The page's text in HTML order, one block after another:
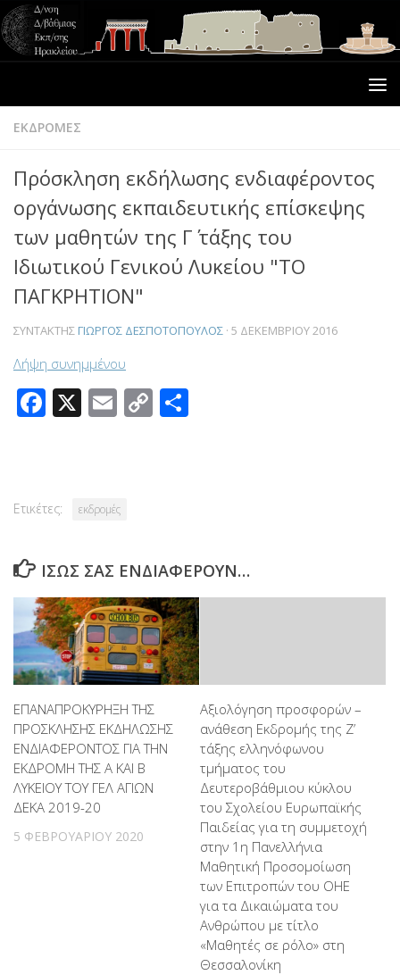
ΕΚΔΡΟΜΕΣ
Πρόσκληση εκδήλωσης ενδιαφέροντος
οργάνωσης εκπαιδευτικής επίσκεψης
των μαθητών της Γ΄ τάξης του
Ιδιωτικού Γενικού Λυκείου "ΤΟ
ΠΑΓΚΡΗΤΙΟΝ"
ΣΥΝΤΆΚΤΗΣ ΓΙΏΡΓΟΣ ΔΕΣΠΟΤΌΠΟΥΛΟΣ · 5 ΔΕΚΕΜΒΡΊΟΥ 2016
Λήψη συνημμένου
Facebook
X Email
Copy
Ετικέτες: εκδρομές
ΊΣΩΣ ΣΑΣ ΕΝΔΙΑΦΈΡΟΥΝ…
ΕΠΑΝΑΠΡΟΚΥΡΗΞΗ ΤΗΣ
ΠΡΟΣΚΛΗΣΗΣ ΕΚΔΗΛΩΣΗΣ
ΕΝΔΙΑΦΕΡΟΝΤΟΣ ΓΙΑ ΤΗΝ
ΕΚΔΡΟΜΗ ΤΗΣ Α ΚΑΙ Β
ΛΥΚΕΙΟΥ ΤΟΥ ΓΕΛ ΑΓΙΩΝ
ΔΕΚΑ 2019-20
5 ΦΕΒΡΟΥΑΡΊΟΥ 2020
Αξιολόγηση προσφορών –
ανάθεση Εκδρομής της Ζ’
τάξης ελληνόφωνου
τμήματος του
Δευτεροβάθμιου κύκλου
του Σχολείου Ευρωπαϊκής
Παιδείας για τη συμμετοχή
στην 1η Πανελλήνια
Μαθητική Προσομοίωση
των Επιτροπών του ΟΗΕ
για τα Δικαιώματα του
Ανθρώπου με τίτλο
«Μαθητές σε ρόλο» στη
Θεσσαλονίκη